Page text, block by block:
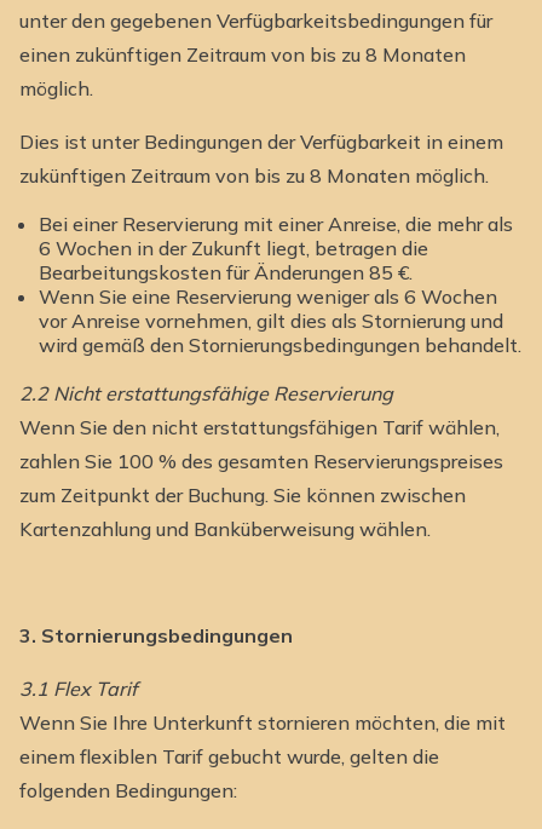
unter den gegebenen Verfügbarkeitsbedingungen für
einen zukünftigen Zeitraum von bis zu 8 Monaten
möglich.
Dies ist unter Bedingungen der Verfügbarkeit in einem
zukünftigen Zeitraum von bis zu 8 Monaten möglich.
Bei einer Reservierung mit einer Anreise, die mehr als
6 Wochen in der Zukunft liegt, betragen die
Bearbeitungskosten für Änderungen 85 €.
Wenn Sie eine Reservierung weniger als 6 Wochen
vor Anreise vornehmen, gilt dies als Stornierung und
wird gemäß den Stornierungsbedingungen behandelt.
2.2 Nicht erstattungsfähige Reservierung
Wenn Sie den nicht erstattungsfähigen Tarif wählen,
zahlen Sie 100 % des gesamten Reservierungspreises
zum Zeitpunkt der Buchung. Sie können zwischen
Kartenzahlung und Banküberweisung wählen.
3. Stornierungsbedingungen
3.1 Flex Tarif
Wenn Sie Ihre Unterkunft stornieren möchten, die mit
einem flexiblen Tarif gebucht wurde, gelten die
folgenden Bedingungen: